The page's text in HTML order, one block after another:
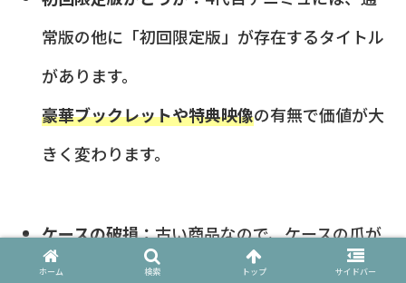
常版の他に「初回限定版」が存在するタイトル
があります。
豪華ブックレットや特典映像の有無で価値が大
きく変わります。
ケースの破損：古い商品なので、ケースの爪が
折れていたり、日焼けしていたりすることがあ
ホーム 検索 トップ サイドバー